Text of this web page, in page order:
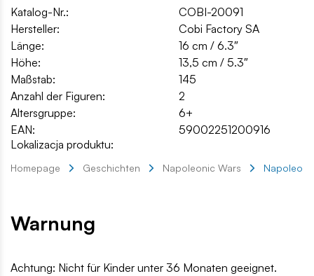
Katalog-Nr.:
COBI-20091
Hersteller:
Cobi Factory SA
Länge:
16 cm / 6.3″
Höhe:
13,5 cm / 5.3″
Maßstab:
145
Anzahl der Figuren:
2
Altersgruppe:
6+
EAN:
59002251200916
Lokalizacja produktu:
Homepage Geschichten Napoleonic Wars
Warnung
Achtung: Nicht für Kinder unter 36 Monaten geeignet.